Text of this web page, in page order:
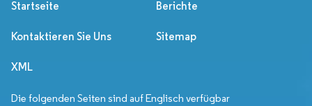
Startseite Berichte
Kontaktieren Sie Uns Sitemap
XML
Die folgenden Seiten sind auf Englisch verfügbar